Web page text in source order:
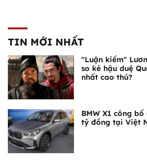
TIN MỚI NHẤT
"Luận kiếm"
so kè hậu duệ
nhất cao thủ?
BMW X1 công
tỷ đồng tại Việt